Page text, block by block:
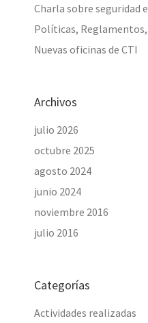
Charla sobre seguridad
Políticas,
Nuevas oficinas de CTI
Archivos
julio 2026
octubre 2025
agosto 2024
junio 2024
noviembre 2016
julio 2016
Categorías
Actividades realizadas